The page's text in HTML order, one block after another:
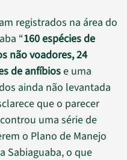
registrados na área do
“160 espécies de
não voadores, 24
de anfíbiose uma
ainda não levantada
que o parecer
uma série de
o Plano de Manejo
Sabiaguaba, o que